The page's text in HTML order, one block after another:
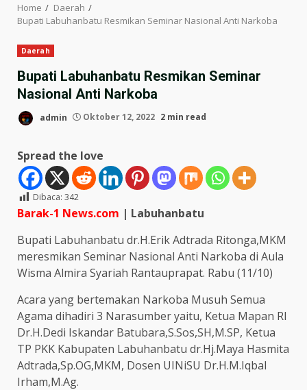
Home
Daerah
Bupati Labuhanbatu Resmikan Seminar Nasional Anti Narkoba
Daerah
Bupati Labuhanbatu Resmikan Seminar
Nasional Anti Narkoba
admin Oktober 12, 2022 2 min read
Spread the love
Dibaca: 342
Barak-1 News.com | Labuhanbatu
Bupati Labuhanbatu dr.H.Erik Adtrada Ritonga,MKM
meresmikan Seminar Nasional Anti Narkoba di Aula
Wisma Almira Syariah Rantauprapat. Rabu (11/10)
Acara yang bertemakan Narkoba Musuh Semua
Agama dihadiri 3 Narasumber yaitu, Ketua Mapan RI
Dr.H.Dedi Iskandar Batubara,S.Sos,SH,M.SP, Ketua
TP PKK Kabupaten Labuhanbatu dr.Hj.Maya Hasmita
Adtrada,Sp.OG,MKM, Dosen UINiSU Dr.H.M.Iqbal
Irham,M.Ag.